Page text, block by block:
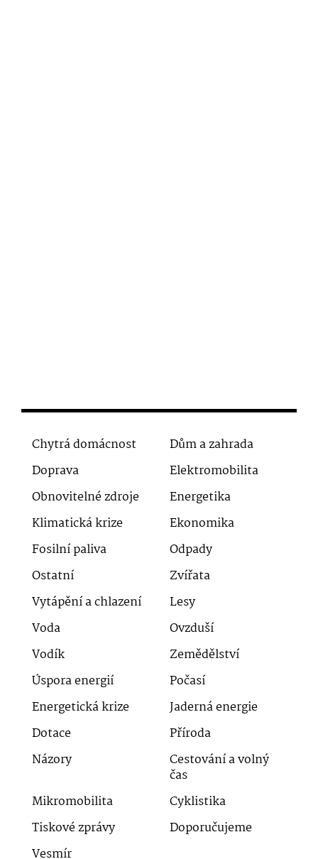
Chytrá domácnost
Dům a zahrada
Doprava
Elektromobilita
Obnovitelné zdroje
Energetika
Klimatická krize
Ekonomika
Fosilní paliva
Odpady
Ostatní
Zvířata
Vytápění a chlazení
Lesy
Voda
Ovzduší
Vodík
Zemědělství
Úspora energií
Počasí
Energetická krize
Jaderná energie
Dotace
Příroda
Názory
Cestování a volný
čas
Mikromobilita
Cyklistika
Tiskové zprávy
Doporučujeme
Vesmír